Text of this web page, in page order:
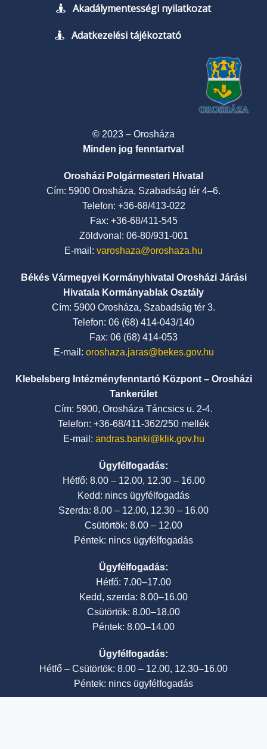
Akadálymentességi nyilatkozat
Adatkezelési tájékoztató
© 2023 – Orosháza
Minden jog fenntartva!
Orosházi Polgármesteri Hivatal
Cím: 5900 Orosháza, Szabadság tér 4–6.
Telefon: +36-68/413-022
Fax: +36-68/411-545
Zöldvonal: 06-80/931-001
E-mail: varoshaza@oroshaza.hu
Békés Vármegyei Kormányhivatal Orosházi Járási
Hivatala Kormányablak Osztály
Cím: 5900 Orosháza, Szabadság tér 3.
Telefon: 06 (68) 414-043/140
Fax: 06 (68) 414-053
E-mail: oroshaza.jaras@bekes.gov.hu
Klebelsberg Intézményfenntartó Központ – Orosházi
Tankerület
Cím: 5900, Orosháza Táncsics u. 2-4.
Telefon: +36-68/411-362/250 mellék
E-mail: andras.banki@klik.gov.hu
Ügyfélfogadás:
Hétfő: 8.00 – 12.00, 12.30 – 16.00
Kedd: nincs ügyfélfogadás
Szerda: 8.00 – 12.00, 12.30 – 16.00
Csütörtök: 8.00 – 12.00
Péntek: nincs ügyfélfogadás
Ügyfélfogadás:
Hétfő: 7.00–17.00
Kedd, szerda: 8.00–16.00
Csütörtök: 8.00–18.00
Péntek: 8.00–14.00
Ügyfélfogadás:
Hétfő – Csütörtök: 8.00 – 12.00, 12.30–16.00
Péntek: nincs ügyfélfogadás